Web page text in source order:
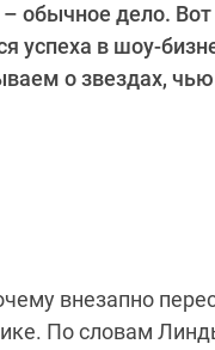
обычное дело.
успеха в шоу-
о звездах,
внезапно
По словам